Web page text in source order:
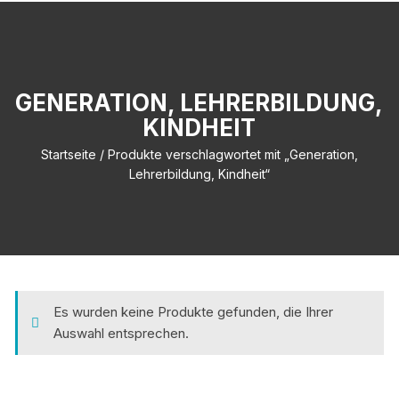
GENERATION, LEHRERBILDUNG,
KINDHEIT
Startseite / Produkte verschlagwortet mit „Generation,
Lehrerbildung, Kindheit“
Es wurden keine Produkte gefunden, die Ihrer
Auswahl entsprechen.